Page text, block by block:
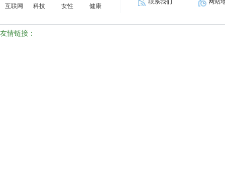
互联网 科技 女性 健康
联系我们 网站
友情链接：